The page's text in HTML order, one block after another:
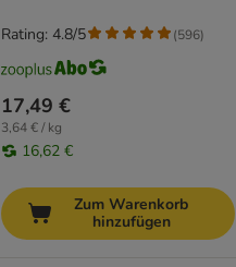
17,49 €
3,64 € / kg
16,62 €
Rating: 4.8/5 (596)
Zum Warenkorb
hinzufügen